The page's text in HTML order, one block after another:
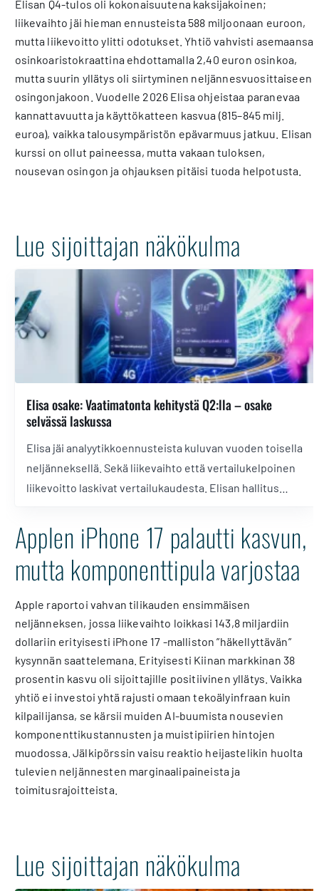
Elisan Q4-tulos oli kokonaisuutena kaksijakoinen;
liikevaihto jäi hieman ennusteista 588 miljoonaan euroon,
mutta liikevoitto ylitti odotukset. Yhtiö vahvisti asemaansa
osinkoaristokraattina ehdottamalla 2,40 euron osinkoa,
mutta suurin yllätys oli siirtyminen neljännesvuosittaiseen
osingonjakoon. Vuodelle 2026 Elisa ohjeistaa paranevaa
kannattavuutta ja käyttökatteen kasvua (815–845 milj.
euroa), vaikka talousympäristön epävarmuus jatkuu. Elisan
kurssi on ollut paineessa, mutta vakaan tuloksen,
nousevan osingon ja ohjauksen pitäisi tuoda helpotusta.
Lue sijoittajan näkökulma
Elisa osake: Vaatimatonta kehitystä Q2:lla – osake
selvässä laskussa
Elisa jäi analyytikkoennusteista kuluvan vuoden toisella
neljänneksellä. Sekä liikevaihto että vertailukelpoinen
liikevoitto laskivat vertailukaudesta. Elisan hallitus
irtoamisesta. Lue analyysi!
Applen iPhone 17 palautti kasvun,
mutta komponenttipula varjostaa
Apple raportoi vahvan tilikauden ensimmäisen
neljänneksen, jossa liikevaihto loikkasi 143,8 miljardiin
dollariin erityisesti iPhone 17 -malliston ”häkellyttävän”
kysynnän saattelemana. Erityisesti Kiinan markkinan 38
prosentin kasvu oli sijoittajille positiivinen yllätys. Vaikka
yhtiö ei investoi yhtä rajusti omaan tekoälyinfraan kuin
kilpailijansa, se kärsii muiden AI-buumista nousevien
komponenttikustannusten ja muistipiirien hintojen
muodossa. Jälkipörssin vaisu reaktio heijastelikin huolta
tulevien neljännesten marginaalipaineista ja
toimitusrajoitteista.
Lue sijoittajan näkökulma